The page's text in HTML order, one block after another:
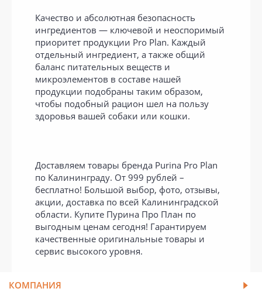
Качество и абсолютная безопасность
ингредиентов — ключевой и неоспоримый
приоритет продукции Pro Plan. Каждый
отдельный ингредиент, а также общий
баланс питательных веществ и
микроэлементов в составе нашей
продукции подобраны таким образом,
чтобы подобный рацион шел на пользу
здоровья вашей собаки или кошки.
Доставляем товары бренда Purina Pro Plan
по Калининграду. От 999 рублей –
бесплатно! Большой выбор, фото, отзывы,
акции, доставка по всей Калининградской
области. Купите Пурина Про План по
выгодным ценам сегодня! Гарантируем
качественные оригинальные товары и
сервис высокого уровня.
КОМПАНИЯ